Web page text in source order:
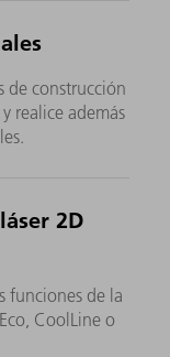
de construcción
realice además
2D
funciones de la
CoolLine o